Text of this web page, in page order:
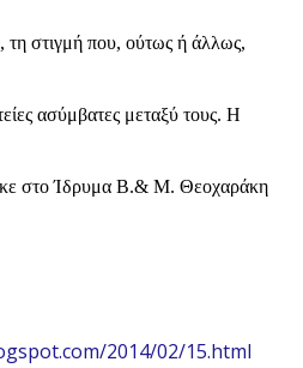
τη στιγμή που, ούτως ή άλλως,
ασύμβατες μεταξύ τους. Η
στο Ίδρυμα Β.& Μ. Θεοχαράκη
2014/02/15.html